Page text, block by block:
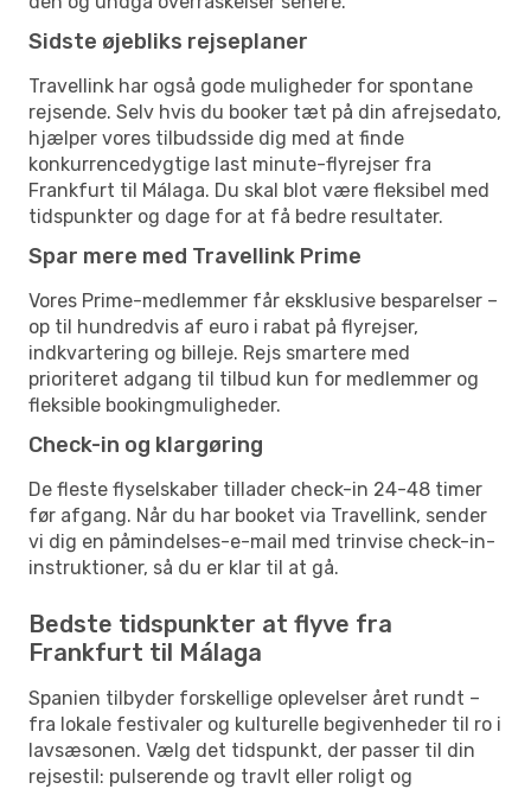
Sidste øjebliks rejseplaner
Travellink har også gode muligheder for spontane
rejsende. Selv hvis du booker tæt på din afrejsedato,
hjælper vores tilbudsside dig med at finde
konkurrencedygtige last minute-flyrejser fra
Frankfurt til Málaga. Du skal blot være fleksibel med
tidspunkter og dage for at få bedre resultater.
Spar mere med Travellink Prime
Vores Prime-medlemmer får eksklusive besparelser –
op til hundredvis af euro i rabat på flyrejser,
indkvartering og billeje. Rejs smartere med
prioriteret adgang til tilbud kun for medlemmer og
fleksible bookingmuligheder.
Check-in og klargøring
De fleste flyselskaber tillader check-in 24-48 timer
før afgang. Når du har booket via Travellink, sender
vi dig en påmindelses-e-mail med trinvise check-in-
instruktioner, så du er klar til at gå.
Bedste tidspunkter at flyve fra
Frankfurt til Málaga
Spanien tilbyder forskellige oplevelser året rundt –
fra lokale festivaler og kulturelle begivenheder til ro i
lavsæsonen. Vælg det tidspunkt, der passer til din
rejsestil: pulserende og travlt eller roligt og